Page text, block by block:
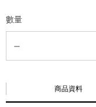
數量
商品資料